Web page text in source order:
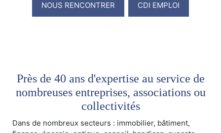
NOUS RENCONTRER CDI EMPLOI
Près de 40 ans d'expertise au service de
nombreuses entreprises, associations ou
collectivités
Dans de nombreux secteurs : immobilier, bâtiment,